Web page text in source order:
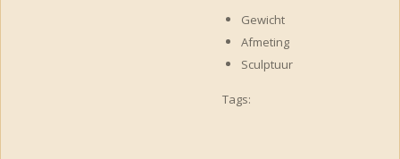
Gewicht
Afmeting
Sculptuur
Tags: